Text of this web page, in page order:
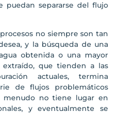
puedan separarse del flujo
no siempre son tan
y la búsqueda de una
obtenida o una mayor
que tienden a las
actuales, termina
de flujos problemáticos
menudo no tiene lugar en
y eventualmente se